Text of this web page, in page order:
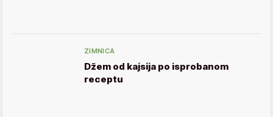
ZIMNICA
Džem od kajsija po isprobanom
receptu